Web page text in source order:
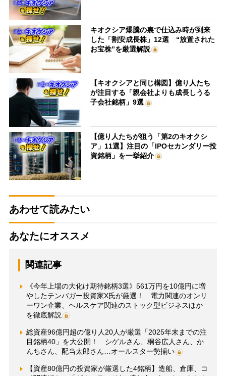
キオクシア爆騰の裏で仕込み時が到来
した「割安成長株」12選 “放置された
お宝株”を厳選解説
【キオクシアと同じ構図】億り人たち
が注目する「親会社よりも成長しうる
子会社銘柄」9選
【億り人たちが狙う「第2のキオクシ
ア」11選】注目の「IPOセカンダリー投
資銘柄」を一挙紹介
あわせて読みたい
あなたにオススメ
関連記事
《今年上場の大化け期待銘柄3選》561万円を10億円に増
やしたテンバガー投資家X氏が厳選！ 電力関連のオンリ
ーワン企業、ヘルスケア関連のストック型ビジネスほか
を徹底解説
総資産96億円超の億り人20人が厳選「2025年末までの注
目銘柄40」を大公開！ シゲルさん、桐谷広人さん、か
んちさん、配当太郎さん…オールスター勢揃い
【資産80億円の投資家が厳選した4銘柄】造船、倉庫、コ